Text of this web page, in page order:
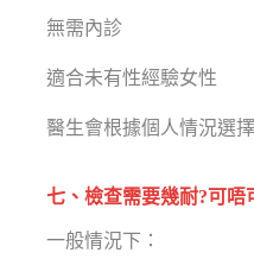
無需內診
適合未有性經驗女性
醫生會根據個人情況選
七、檢查需要幾耐?可唔
一般情況下：